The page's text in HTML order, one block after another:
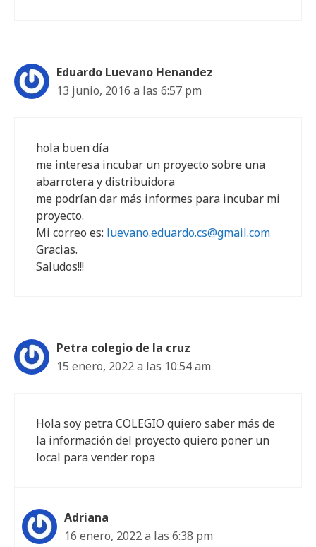
Eduardo Luevano Henandez
13 junio, 2016 a las 6:57 pm
hola buen día
me interesa incubar un proyecto sobre una
abarrotera y distribuidora
me podrían dar más informes para incubar mi
proyecto.
Mi correo es: luevano.eduardo.cs@gmail.com
Gracias.
Saludos!!!
Petra colegio de la cruz
15 enero, 2022 a las 10:54 am
Hola soy petra COLEGIO quiero saber más de
la información del proyecto quiero poner un
local para vender ropa
Adriana
16 enero, 2022 a las 6:38 pm